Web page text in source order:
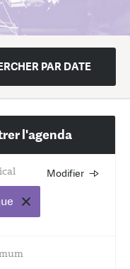
16
PAR DATE
l'agenda
Modifier